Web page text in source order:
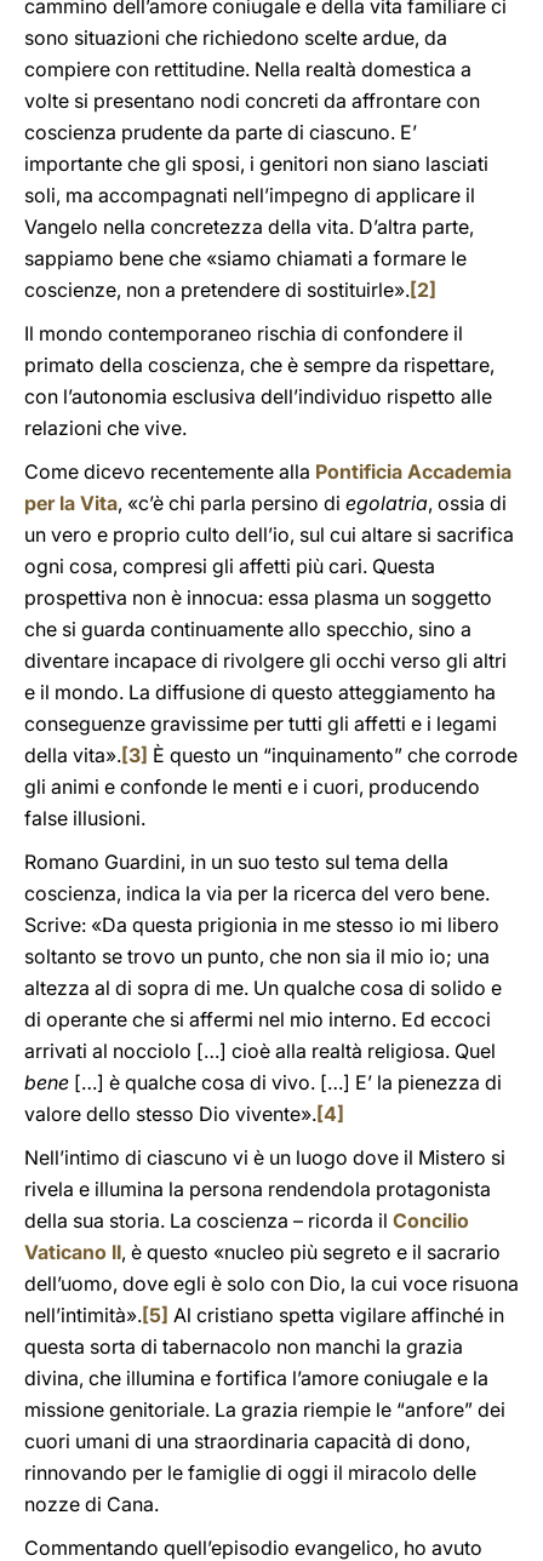
cammino dell’amore coniugale e della vita familiare ci
sono situazioni che richiedono scelte ardue, da
compiere con rettitudine. Nella realtà domestica a
volte si presentano nodi concreti da affrontare con
coscienza prudente da parte di ciascuno. E’
importante che gli sposi, i genitori non siano lasciati
soli, ma accompagnati nell’impegno di applicare il
Vangelo nella concretezza della vita. D’altra parte,
sappiamo bene che «siamo chiamati a formare le
coscienze, non a pretendere di sostituirle».[2]
Il mondo contemporaneo rischia di confondere il
primato della coscienza, che è sempre da rispettare,
con l’autonomia esclusiva dell’individuo rispetto alle
relazioni che vive.
Come dicevo recentemente alla Pontificia Accademia
per la Vita, «c’è chi parla persino di egolatria, ossia di
un vero e proprio culto dell’io, sul cui altare si sacrifica
ogni cosa, compresi gli affetti più cari. Questa
prospettiva non è innocua: essa plasma un soggetto
che si guarda continuamente allo specchio, sino a
diventare incapace di rivolgere gli occhi verso gli altri
e il mondo. La diffusione di questo atteggiamento ha
conseguenze gravissime per tutti gli affetti e i legami
della vita».[3] È questo un “inquinamento” che corrode
gli animi e confonde le menti e i cuori, producendo
false illusioni.
Romano Guardini, in un suo testo sul tema della
coscienza, indica la via per la ricerca del vero bene.
Scrive: «Da questa prigionia in me stesso io mi libero
soltanto se trovo un punto, che non sia il mio io; una
altezza al di sopra di me. Un qualche cosa di solido e
di operante che si affermi nel mio interno. Ed eccoci
arrivati al nocciolo […] cioè alla realtà religiosa. Quel
bene […] è qualche cosa di vivo. […] E’ la pienezza di
valore dello stesso Dio vivente».[4]
Nell’intimo di ciascuno vi è un luogo dove il Mistero si
rivela e illumina la persona rendendola protagonista
della sua storia. La coscienza – ricorda il Concilio
Vaticano II, è questo «nucleo più segreto e il sacrario
dell’uomo, dove egli è solo con Dio, la cui voce risuona
nell’intimità».[5] Al cristiano spetta vigilare affinché in
questa sorta di tabernacolo non manchi la grazia
divina, che illumina e fortifica l’amore coniugale e la
missione genitoriale. La grazia riempie le “anfore” dei
cuori umani di una straordinaria capacità di dono,
rinnovando per le famiglie di oggi il miracolo delle
nozze di Cana.
Commentando quell’episodio evangelico, ho avuto